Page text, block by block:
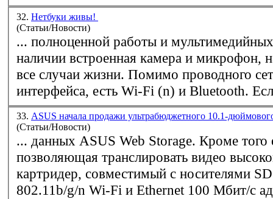
32. Нетбуки живы!
(Статьи/Новости)
... полноценной работы и
наличии встроенная камера и микрофон,
все случаи жизни. Помимо проводного
интерфейса, есть Wi-Fi (n) и
33. ASUS начала продажи ультрабюджетного 10.1-
(Статьи/Новости)
... данных ASUS Web Storage. Кроме того есть веб-камера,
позволяющая транслировать видео
картридер, совместимый с носителями
802.11b/g/n Wi-Fi и Ethernet 100 Мбит/с